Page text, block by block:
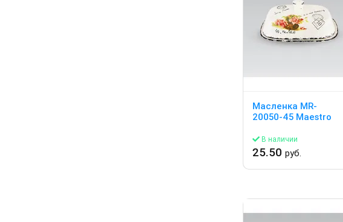
Масленка MR-
20050-45 Maestro
В наличии
25.50 руб.